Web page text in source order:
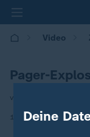
Video
Pager-
von Malou Hoppe |
18.09.2024 | 05:30
Deine